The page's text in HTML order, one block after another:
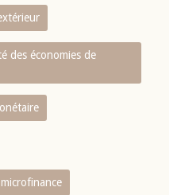
des économies de